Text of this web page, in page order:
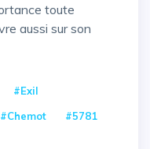
toute
aussi sur son
#Exil
#Chemot #5781